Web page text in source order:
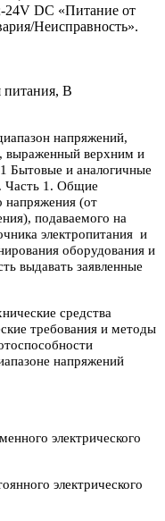
DC «Питание от
Неисправность».
питания, В
напряжений,
выраженный верхним и
Бытовые и аналогичные
Часть 1. Общие
напряжения (от
подаваемого на
электропитания и
оборудования и
выдавать заявленные
средства
требования и методы
напряжений
электрического
электрического